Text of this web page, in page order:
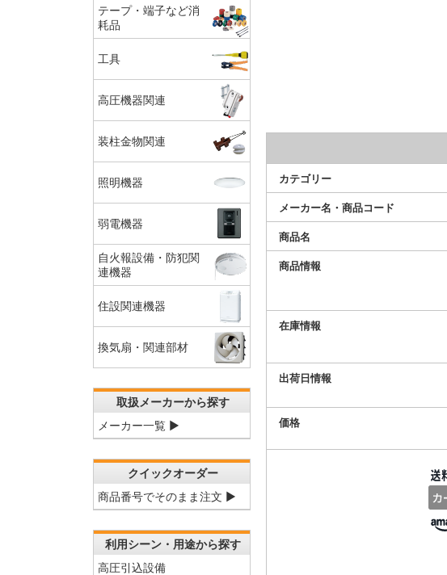
カテゴリー
メーカー名・商品コード
商品名
商品情報
在庫情報
出荷日情報
価格
テープ・端子など消
耗品
工具
高圧機器関連
装柱金物関連
照明機器
弱電機器
自火報設備・防犯関
連機器
住設関連機器
換気扇・関連部材
取扱メーカーから探す
メーカー一覧 ▶
クイックオーダー
商品番号でそのまま注文 ▶
利用シーン・用途から探す
高圧引込設備